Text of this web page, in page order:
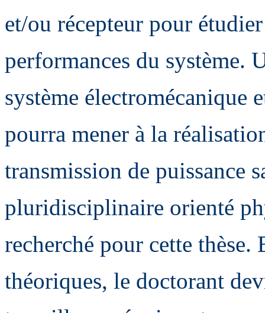
et/ou récepteur pour
performances du système.
système électromécanique
pourra mener à la
transmission de puissance
pluridisciplinaire orienté
recherché pour cette thèse.
théoriques, le doctorant